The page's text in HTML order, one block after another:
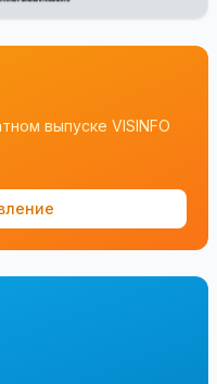
выпуске VISINFO